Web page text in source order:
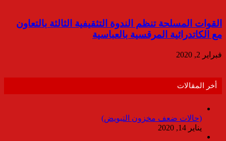
القوات المسلحة تنظم الندوة التثقيفية الثالثة بالتعاون
مع الكاتدرائية المرقسية بالعباسية
فبراير 2, 2020
أخر المقالات
(حالات ضعف مخزون التبويض)
يناير 14, 2020